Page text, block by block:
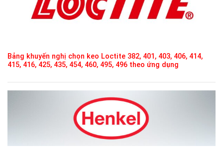
Bảng khuyến nghị chọn keo Loctite 382, 401, 403, 406, 414,
415, 416, 425, 435, 454, 460, 495, 496 theo ứng dụng